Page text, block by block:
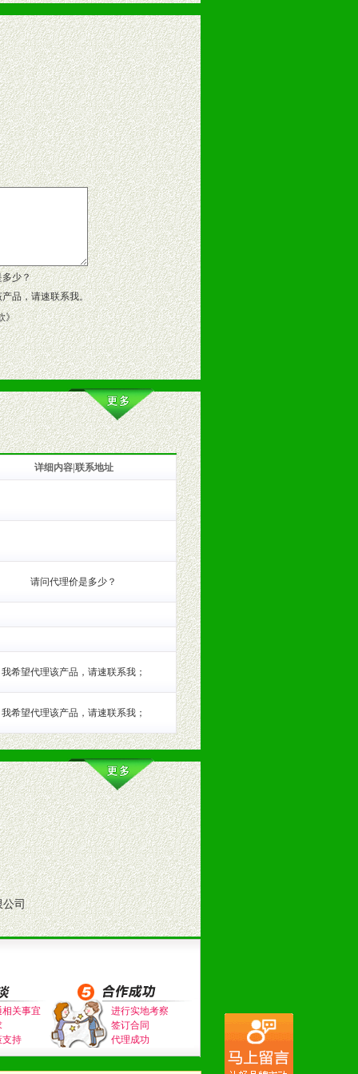
作手册、专柜咨询手册等各种市
（包括POP、彩页、手提袋、易
趋势与流行。
营养建康知识。为经销商、分销商
多少？
品，请速联系我。
》
详细内容|联系地址
请问代理价是多少？
我希望代理该产品，请速联系我；
我希望代理该产品，请速联系我；
公司
关事宜
支持
进行实地考察
签订合同
代理成功